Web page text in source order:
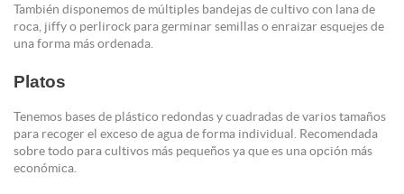
También disponemos de múltiples bandejas de cultivo con lana de
roca, jiffy o perlirock para germinar semillas o enraizar esquejes de
una forma más ordenada.
Platos
Tenemos bases de plástico redondas y cuadradas de varios tamaños
para recoger el exceso de agua de forma individual. Recomendada
sobre todo para cultivos más pequeños ya que es una opción más
económica.